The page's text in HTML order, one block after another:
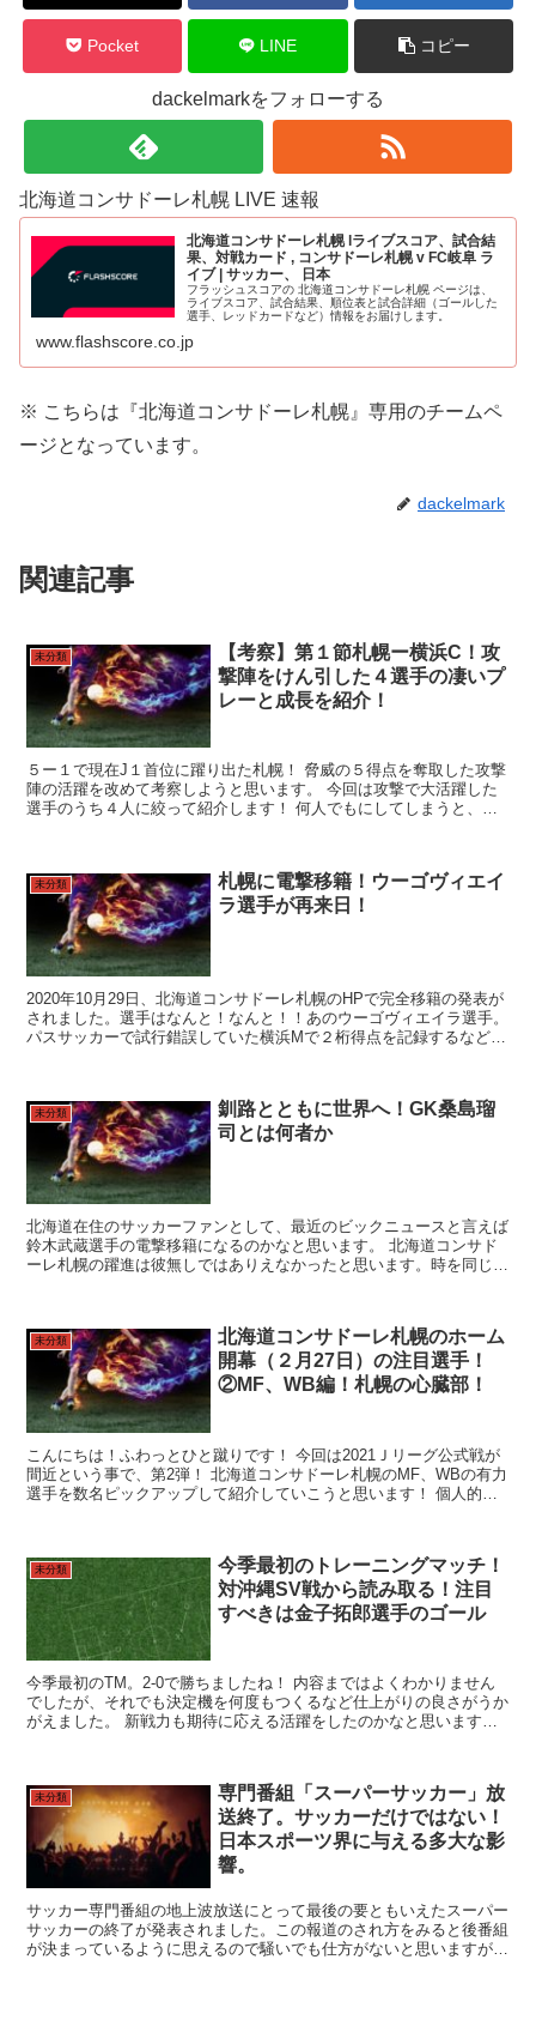
Pocket LINE コピー
dackelmarkをフォローする
北海道コンサドーレ札幌 LIVE 速報
北海道コンサドーレ札幌 lライブスコア、試合結
果、対戦カード , コンサドーレ札幌 v FC岐阜 ラ
イブ | サッカー、 日本
フラッシュスコアの 北海道コンサドーレ札幌 ページは、
ライブスコア、試合結果、順位表と試合詳細（ゴールした
選手、レッドカードなど）情報をお届けします。
www.flashscore.co.jp
※ こちらは『北海道コンサドーレ札幌』 専用のチームペ
ージとなっています。
dackelmark
関連記事
未分類
【考察】第１節札幌ー横浜C！攻
撃陣をけん引した４選手の凄いプ
レーと成長を紹介！
５ー１で現在J１首位に躍り出た札幌！ 脅威の５得点を奪取した攻撃
陣の活躍を改めて考察しようと思います。 今回は攻撃で大活躍した
選手のうち４人に絞って紹介します！ 何人でもにしてしまうと、全
未分類
札幌に電撃移籍！ウーゴヴィエイ
ラ選手が再来日！
2020年10月29日、北海道コンサドーレ札幌のHPで完全移籍の発表が
されました。選手はなんと！なんと！！あのウーゴヴィエイラ選手。
パスサッカーで試行錯誤していた横浜Mで２桁得点を記録するなど非
未分類
釧路とともに世界へ！GK桑島瑠
司とは何者か
北海道在住のサッカーファンとして、最近のビックニュースと言えば
鈴木武蔵選手の電撃移籍になるのかなと思います。 北海道コンサド
ーレ札幌の躍進は彼無しではありえなかったと思います。時を同じく
未分類
北海道コンサドーレ札幌のホーム
開幕（２月27日）の注目選手！
②MF、WB編！札幌の心臓部！
こんにちは！ふわっとひと蹴りです！ 今回は2021Ｊリーグ公式戦が
間近という事で、第2弾！ 北海道コンサドーレ札幌のMF、WBの有力
選手を数名ピックアップして紹介していこうと思います！ 個人的な
未分類
今季最初のトレーニングマッチ！
対沖縄SV戦から読み取る！注目
すべきは金子拓郎選手のゴール
今季最初のTM。2-0で勝ちましたね！ 内容まではよくわかりません
でしたが、それでも決定機を何度もつくるなど仕上がりの良さがうか
がえました。 新戦力も期待に応える活躍をしたのかなと思います。
未分類
専門番組「スーパーサッカー」放
送終了。サッカーだけではない！
日本スポーツ界に与える多大な影
響。
サッカー専門番組の地上波放送にとって最後の要ともいえたスーパー
サッカーの終了が発表されました。この報道のされ方をみると後番組
が決まっているように思えるので騒いでも仕方がないと思いますが、